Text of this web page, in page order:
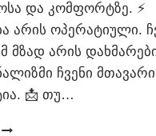
და კომფორტზე. ⚡
არის ოპერატიული.
მზად არის
ჩვენი მთავარი
📩 თუ…
ᲜᲝᲢᲐᲠᲘᲣᲡᲘᲡ